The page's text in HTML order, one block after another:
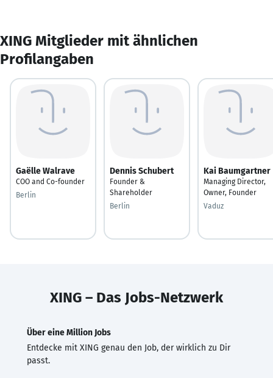
XING Mitglieder mit ähnlichen
Profilangaben
Gaëlle Walrave
COO and Co-founder
Berlin
Dennis Schubert
Founder &
Shareholder
Berlin
Kai Baumgartner
Managing Director,
Owner, Founder
Vaduz
XING – Das Jobs-Netzwerk
Über eine Million Jobs
Entdecke mit XING genau den Job, der wirklich zu Dir
passt.